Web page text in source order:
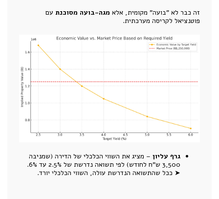
זה כבר לא "בועה" מקומית, אלא מגה-בועה מסוכנת עם
פוטנציאל לקריסה מערכתית.
גרף עליון – מציג את השווי הכלכלי של הדירה (שמניבה
3,500 ש"ח לחודש) לפי תשואה נדרשת של 2.5% עד 6%.
➤ ככל שהתשואה הנדרשת עולה, השווי הכלכלי יורד.